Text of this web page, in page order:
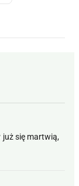
się martwią,